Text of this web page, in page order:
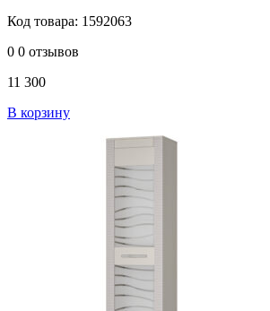
Код товара: 1592063
0 0 отзывов
11 300
В корзину